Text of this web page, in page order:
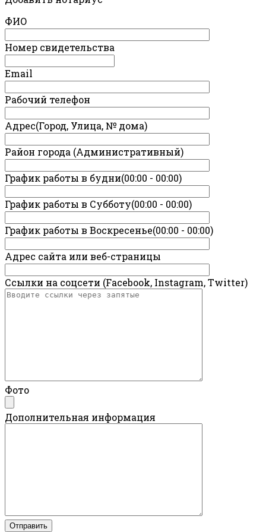
ФИО
Номер свидетельства
Email
Рабочий телефон
Адрес(Город, Улица, № дома)
Район города (Административный)
График работы в будни(00:00 - 00:00)
График работы в Субботу(00:00 - 00:00)
График работы в Воскресенье(00:00 - 00:00)
Адрес сайта или веб-страницы
Ссылки на соцсети (Facebook, Instagram, Twitter)
Фото
Дополнительная информация